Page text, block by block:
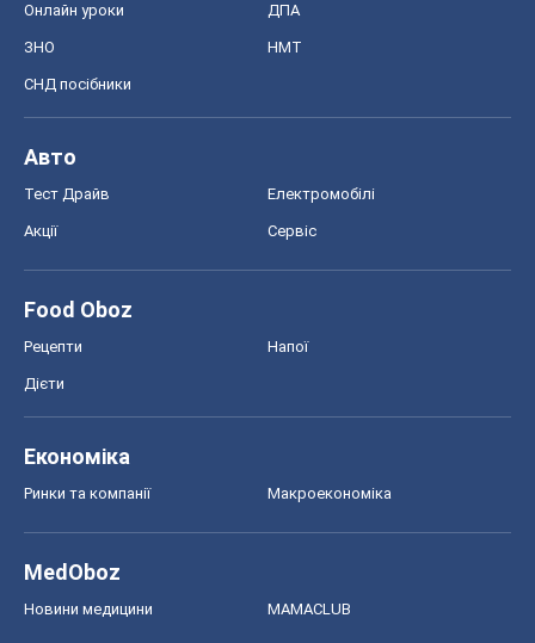
Онлайн уроки ДПА
ЗНО НМТ
СНД посібники
Авто
Тест Драйв Електромобілі
Акції Сервіс
Food Oboz
Рецепти Напої
Дієти
Економіка
Ринки та компанії Макроекономіка
MedOboz
Новини медицини MAMACLUB